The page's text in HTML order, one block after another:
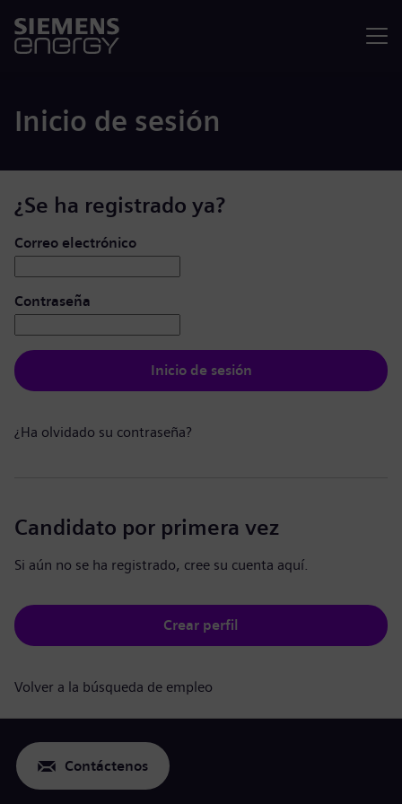
Inicio de sesión
¿Se ha registrado ya?
Iniciar de sesión: usuario y contraseña
Correo electrónico
Contraseña
Inicio de sesión
¿Ha olvidado su contraseña?
Candidato por primera vez
Si aún no se ha registrado, cree su cuenta aquí.
Crear perfil
Volver a la búsqueda de empleo
Contáctenos